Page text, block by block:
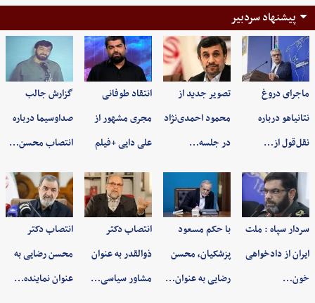
پیشنهاد سردبیر
ماجرای دروغ
نتانیاهو درباره
نقل‌قول از…
تصویر جدید از
محمود احمدی‌نژاد
در جلسه…
انتقاد طوفانی
مجری مشهور از
علی دایی +فیلم
گزارش جالب
صداوسیما درباره
انتصاب محسن…
سردار سپاه : ملت
ایران از دادخواهی
خون…
با حکم مسعود
پزشکیان، محسن
رضایی به عنوان…
انتصاب دکتر
ذوالقدر به عنوان
مشاور سیاسی…
انتصاب دکتر
محسن رضایی به
عنوان نماینده…